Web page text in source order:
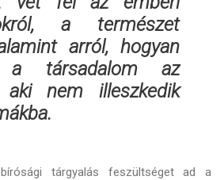
a természet
arról, hogyan
a társadalom az
aki nem illeszkedik
tárgyalás feszültséget ad a